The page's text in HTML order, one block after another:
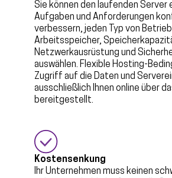
Sie können den laufenden Server
Aufgaben und Anforderungen
verbessern, jeden Typ von
Arbeitsspeicher,
Netzwerkausrüstung und
auswählen. Flexible Hosting-
Zugriff auf die Daten und
ausschließlich Ihnen online über
bereitgestellt.
Kostensenkung
Ihr Unternehmen muss keinen